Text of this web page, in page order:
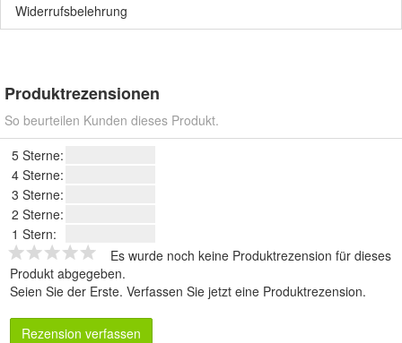
Widerrufsbelehrung
Produktrezensionen
So beurteilen Kunden dieses Produkt.
5 Sterne:
4 Sterne:
3 Sterne:
2 Sterne:
1 Stern:
Es wurde noch keine Produktrezension für dieses
Produkt abgegeben.
Seien Sie der Erste. Verfassen Sie jetzt eine Produktrezension.
Rezension verfassen